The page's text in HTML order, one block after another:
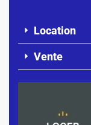
Location
Vente